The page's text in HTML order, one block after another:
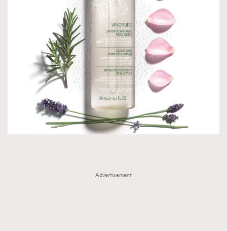
Advertisement